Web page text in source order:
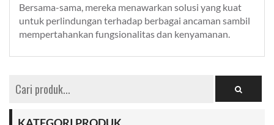
Bersama-sama, mereka menawarkan solusi yang kuat
untuk perlindungan terhadap berbagai ancaman sambil
mempertahankan fungsionalitas dan kenyamanan.